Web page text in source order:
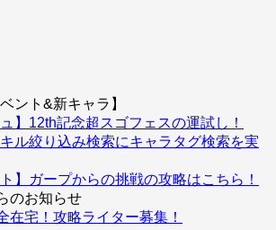
ント&新キャラ】
】12th記念超スゴフェスの運試し！
キル絞り込み検索にキャラタグ検索を実
】ガープからの挑戦の攻略はこちら！
のお知らせ
在宅！攻略ライター募集！